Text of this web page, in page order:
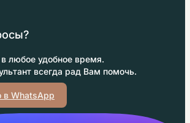
любое удобное время.
всегда рад Вам помочь.
в WhatsApp